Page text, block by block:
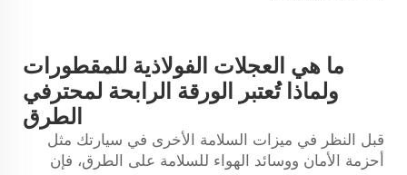
ما هي العجلات الفولاذية للمقطورات
ولماذا تُعتبر الورقة الرابحة لمحترفي
الطرق
قبل النظر في ميزات السلامة الأخرى في سيارتك مثل
أحزمة الأمان ووسائد الهواء للسلامة على الطرق، فإن